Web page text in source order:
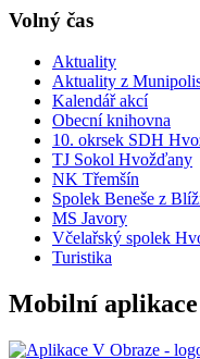
Volný čas
Aktuality
Aktuality z
Kalendář akcí
Obecní knihovna
10. okrsek SDH
TJ Sokol Hvožďany
NK Třemšín
Spolek Beneše z
MS Javory
Včelařský spolek
Turistika
Mobilní aplikace